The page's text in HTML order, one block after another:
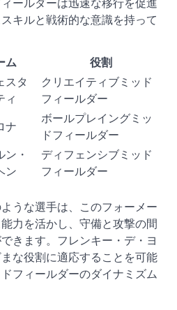
キルと戦術的な意識を持って
ム
役割
スタ
ィ
クリエイティブミッド
フィールダー
ナ
ボールプレイングミッ
ドフィールダー
ン・
ン
ディフェンシブミッド
フィールダー
うな選手は、このフォーメー
力を活かし、守備と攻撃の間
きます。フレンキー・デ・ヨ
な役割に適応することを可能
フィールダーのダイナミズム